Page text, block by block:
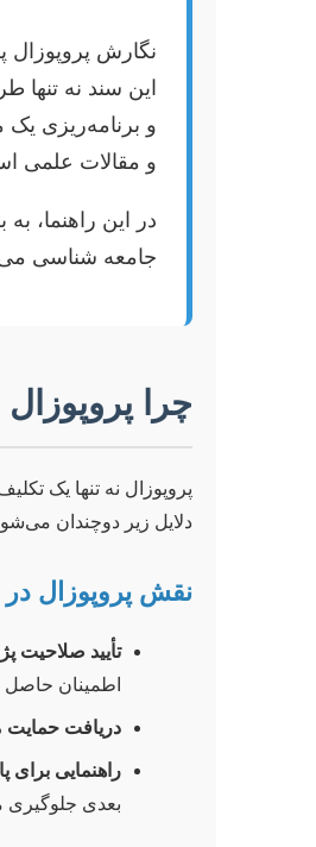
نگارش
این سند نه
و برنامه‌ریزی یک
و مقالات علمی
در این راهنما،
جامعه شناسی
چرا
پروپوزال نه تنها یک
دلایل زیر دوچندان
نقش پروپوزال
تأیید صلاحیت
اطمینان حاصل
دریافت حمایت
راهنمایی برای
بعدی جلوگیری